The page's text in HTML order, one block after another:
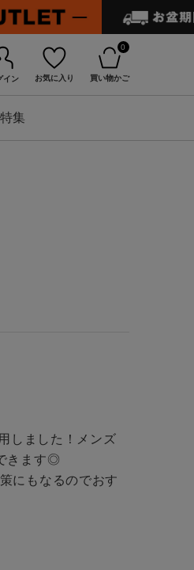
イン お気に入り
0
買い物かご
特集
しました！メンズ
きます◎
にもなるのでおす